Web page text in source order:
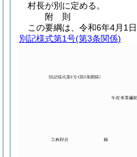
村長が別に定める。
附 則
この要綱は、令和6年4月1日
別記様式第1号(第3条関係)